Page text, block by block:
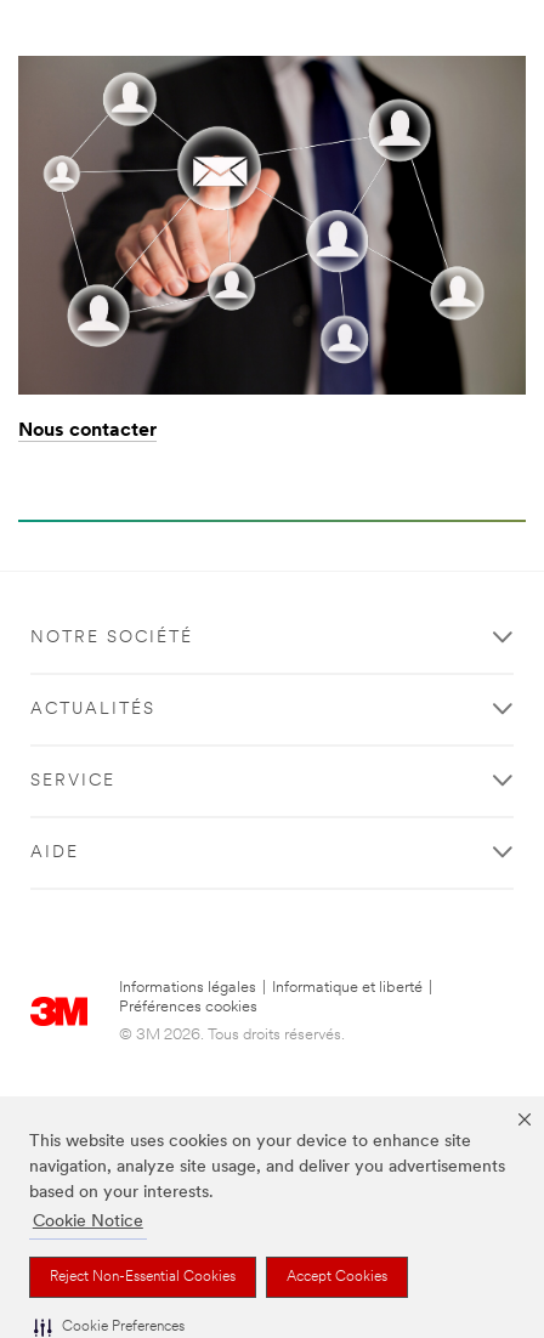
This website uses cookies on your device to enhance site
navigation, analyze site usage, and deliver you advertisements
based on your interests.
Cookie Notice
Reject Non-Essential Cookies Accept Cookies
Cookie Preferences
Nous contacter
NOTRE SOCIÉTÉ
ACTUALITÉS
SERVICE
AIDE
Informations légales Informatique et liberté
Préférences cookies
© 3M 2026. Tous droits réservés.
Les marques listées ci-dessus sont des marques déposées de 3M.